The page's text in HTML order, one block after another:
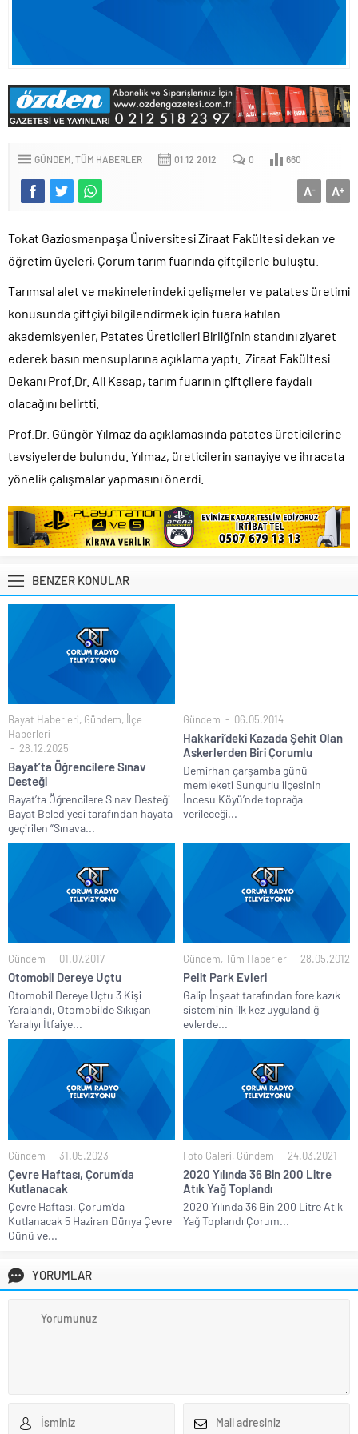
GÜNDEM TÜM HABERLER 01.12.2012 0 660
A+
A-
Tokat Gaziosmanpaşa Üniversitesi Ziraat Fakültesi dekan ve
öğretim üyeleri, Çorum tarım fuarında çiftçilerle buluştu.
Tarımsal alet ve makinelerindeki gelişmeler ve patates üretimi
konusunda çiftçiyi bilgilendirmek için fuara katılan
akademisyenler, Patates Üreticileri Birliği’nin standını ziyaret
ederek basın mensuplarına açıklama yaptı. Ziraat Fakültesi
Dekanı Prof.Dr. Ali Kasap, tarım fuarının çiftçilere faydalı
olacağını belirtti.
Prof.Dr. Güngör Yılmaz da açıklamasında patates üreticilerine
tavsiyelerde bulundu. Yılmaz, üreticilerin sanayiye ve ihracata
yönelik çalışmalar yapmasını önerdi.
BENZER KONULAR
Bayat Haberleri, Gündem, İlçe
Haberleri
28.12.2025
Bayat’ta Öğrencilere Sınav
Desteği
Bayat’ta Öğrencilere Sınav Desteği
Bayat Belediyesi tarafından hayata
geçirilen “Sınava...
Gündem 06.05.2014
Hakkari’deki Kazada Şehit Olan
Askerlerden Biri Çorumlu
Demirhan çarşamba günü
memleketi Sungurlu ilçesinin
İncesu Köyü’nde toprağa
verileceği...
Gündem 01.07.2017
Otomobil Dereye Uçtu
Otomobil Dereye Uçtu 3 Kişi
Yaralandı, Otomobilde Sıkışan
Yaralıyı İtfaiye...
Gündem, Tüm Haberler 28.05.2012
Pelit Park Evleri
Galip İnşaat tarafından fore kazık
sisteminin ilk kez uygulandığı
evlerde...
Gündem 31.05.2023
Çevre Haftası, Çorum’da
Kutlanacak
Çevre Haftası, Çorum’da
Kutlanacak 5 Haziran Dünya Çevre
Günü ve...
Foto Galeri, Gündem 24.03.2021
2020 Yılında 36 Bin 200 Litre
Atık Yağ Toplandı
2020 Yılında 36 Bin 200 Litre Atık
Yağ Toplandı Çorum...
YORUMLAR